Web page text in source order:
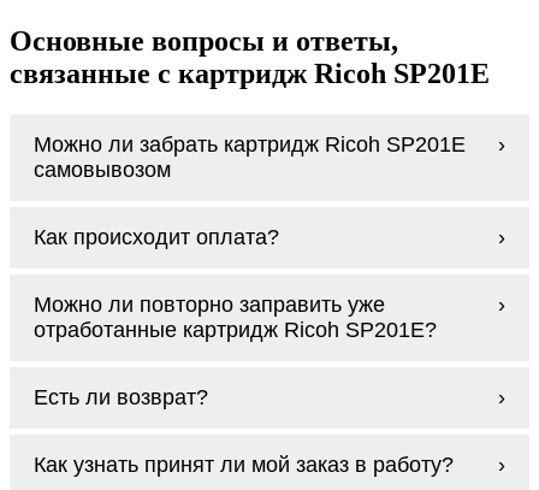
Основные вопросы и ответы,
связанные с картридж Ricoh SP201E
Можно ли забрать картридж Ricoh SP201E
самовывозом
доставим заказ и сделаем это бесплатно
доставляем Вам картридж Ricoh SP201E
Как происходит оплата?
наличными курьеру при получении заказа.
Можно ли повторно заправить уже
отработанные картридж Ricoh SP201E?
процесс проще, в случае с оригиналами
В любом случае вы можете заправить
картридж Ricoh SP201E. У нас можно
Есть ли возврат?
причине вам не подошли, мы при первом
Как узнать принят ли мой заказ в работу?